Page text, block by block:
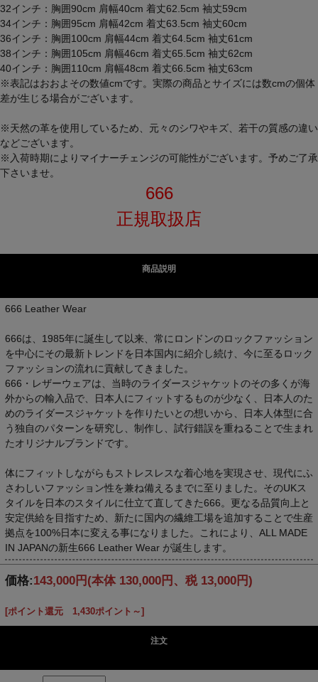
32インチ：胸囲90cm 肩幅40cm 着丈62.5cm 袖丈59cm
34インチ：胸囲95cm 肩幅42cm 着丈63.5cm 袖丈60cm
36インチ：胸囲100cm 肩幅44cm 着丈64.5cm 袖丈61cm
38インチ：胸囲105cm 肩幅46cm 着丈65.5cm 袖丈62cm
40インチ：胸囲110cm 肩幅48cm 着丈66.5cm 袖丈63cm
※表記はおおよその数値cmです。実際の商品とサイズには数cmの個体
差が生じる場合がございます。
※天然の革を使用しているため、元々のシワやキズ、若干の質感の違い
などございます。
※入荷時期によりマイナーチェンジの可能性がございます。予めご了承
下さいませ。
666
正規取扱店
商品説明
666 Leather Wear
666は、1985年に誕生して以来、常にロンドンのロックファッション
を中心にその最新トレンドを日本国内に紹介し続け、今に至るロック
ファッションの流れに貢献してきました。
666・レザーウェアは、当時のライダースジャケットのその多くが海
外からの輸入品で、日本人にフィットするものが少なく、日本人のた
めのライダースジャケットを作りたいとの想いから、日本人体型に合
う独自のパターンを研究し、制作し、試行錯誤を重ねることで生まれ
たオリジナルブランドです。
体にフィットしながらもストレスレスな着心地を実現させ、現代にふ
さわしいファッション性を兼ね備えるまでに至りました。そのUKス
タイルを日本のスタイルに仕立て直してきた666。更なる品質向上と
安定供給を目指すため、新たに国内の繊維工場を追加することで生産
拠点を100%日本に変える事になりました。これにより、ALL MADE
IN JAPANの新生666 Leather Wear が誕生します。
価格:143,000円 (本体 130,000円、税 13,000円)
[ポイント還元 1,430ポイント～]
注文